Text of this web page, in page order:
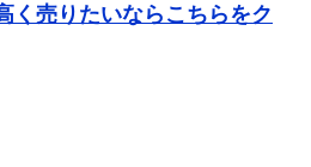
く売りたいならこちらをク